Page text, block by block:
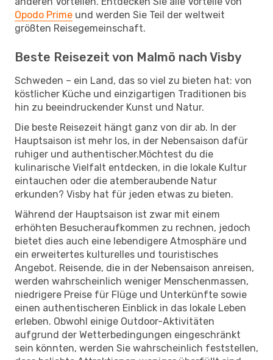
Opodo Prime und werden Sie Teil der weltweit
größten Reisegemeinschaft.
Beste Reisezeit von Malmö nach Visby
Schweden – ein Land, das so viel zu bieten hat: von
köstlicher Küche und einzigartigen Traditionen bis
hin zu beeindruckender Kunst und Natur.
Die beste Reisezeit hängt ganz von dir ab. In der
Hauptsaison ist mehr los, in der Nebensaison dafür
ruhiger und authentischer.Möchtest du die
kulinarische Vielfalt entdecken, in die lokale Kultur
eintauchen oder die atemberaubende Natur
erkunden? Visby hat für jeden etwas zu bieten.
Während der Hauptsaison ist zwar mit einem
erhöhten Besucheraufkommen zu rechnen, jedoch
bietet dies auch eine lebendigere Atmosphäre und
ein erweitertes kulturelles und touristisches
Angebot. Reisende, die in der Nebensaison anreisen,
werden wahrscheinlich weniger Menschenmassen,
niedrigere Preise für Flüge und Unterkünfte sowie
einen authentischeren Einblick in das lokale Leben
erleben. Obwohl einige Outdoor-Aktivitäten
aufgrund der Wetterbedingungen eingeschränkt
sein könnten, werden Sie wahrscheinlich feststellen,